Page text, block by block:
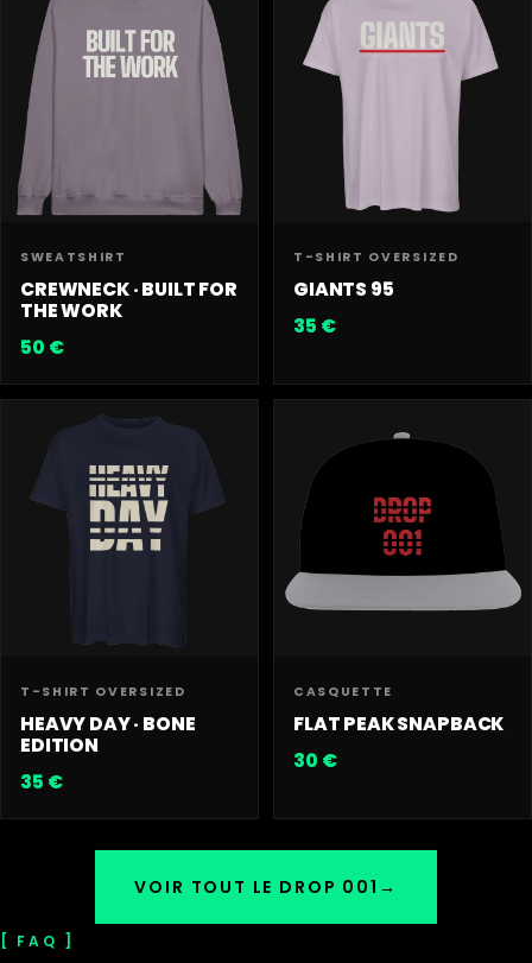
SWEATSHIRT
CREWNECK · BUILT FOR
THE WORK
50 €
T-SHIRT OVERSIZED
GIANTS 95
35 €
T-SHIRT OVERSIZED
HEAVY DAY · BONE
EDITION
35 €
CASQUETTE
FLAT PEAK SNAPBACK
30 €
VOIR TOUT LE DROP 001 →
FAQ